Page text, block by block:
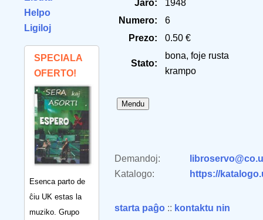
Helpo
Ligiloj
SPECIALA
OFERTO!
Esenca parto de
ĉiu UK estas la
muziko. Grupo
Jaro:
1948
Numero:
6
Prezo:
0.50 €
Stato:
bona, foje rusta
krampo
Demandoj:
Katalogo:
https://
starta paĝo :: kontaktu nin